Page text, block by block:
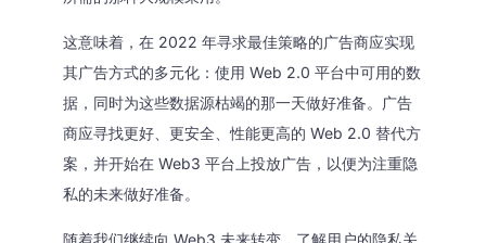
这意味着，在 2022 年寻求最佳策略的广告商应实现
其广告方式的多元化：使用 Web 2.0 平台中可用的数
据，同时为这些数据源枯竭的那一天做好准备。广告
商应寻找更好、更安全、性能更高的 Web 2.0 替代方
案，并开始在 Web3 平台上投放广告，以便为注重隐
私的未来做好准备。
随着我们继续向 Web3 未来转变，了解用户的隐私关